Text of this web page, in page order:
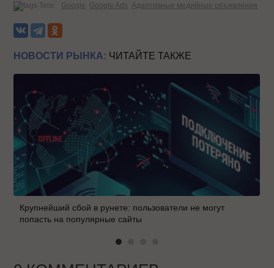
Теги: Google Google Ads Адаптивные медийные объявления
НОВОСТИ РЫНКА: ЧИТАЙТЕ ТАКЖЕ
Крупнейший сбой в рунете: пользователи не могут
попасть на популярные сайты